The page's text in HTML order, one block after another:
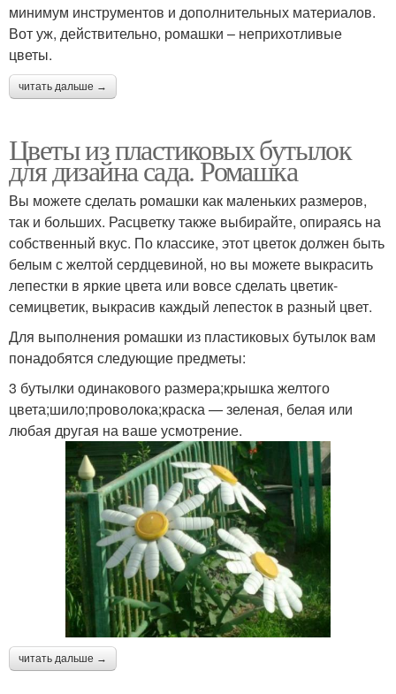
минимум инструментов и дополнительных материалов.
Вот уж, действительно, ромашки – неприхотливые
цветы.
читать дальше →
Цветы из пластиковых бутылок
для дизайна сада. Ромашка
Вы можете сделать ромашки как маленьких размеров,
так и больших. Расцветку также выбирайте, опираясь на
собственный вкус. По классике, этот цветок должен быть
белым с желтой сердцевиной, но вы можете выкрасить
лепестки в яркие цвета или вовсе сделать цветик-
семицветик, выкрасив каждый лепесток в разный цвет.
Для выполнения ромашки из пластиковых бутылок вам
понадобятся следующие предметы:
3 бутылки одинакового размера;крышка желтого
цвета;шило;проволока;краска — зеленая, белая или
любая другая на ваше усмотрение.
читать дальше →